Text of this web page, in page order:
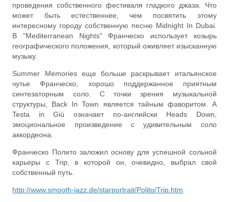
проведения собственного фестиваля гладкого джаза. Что
может быть естественнее, чем посвятить этому
интересному городу собственную песню Midnight In Dubai.
В "Mediterranean Nights" Франческо использует козырь
географического положения, который оживляет изысканную
музыку.
Summer Memories еще больше раскрывает итальянское
чутье Франческо, хорошо поддержанное приятным
синтезаторным соло. С точки зрения музыкальной
структуры, Back In Town является тайным фаворитом. A
Testa in Giù означает по-английски Heads Down,
эмоциональное произведение с удивительным соло
аккордеона.
Франческо Полито заложил основу для успешной сольной
карьеры с Trip, в которой он, очевидно, выбрал свой
собственный путь.
http://www.smooth-jazz.de/starportrait/Polito/Trip.htm